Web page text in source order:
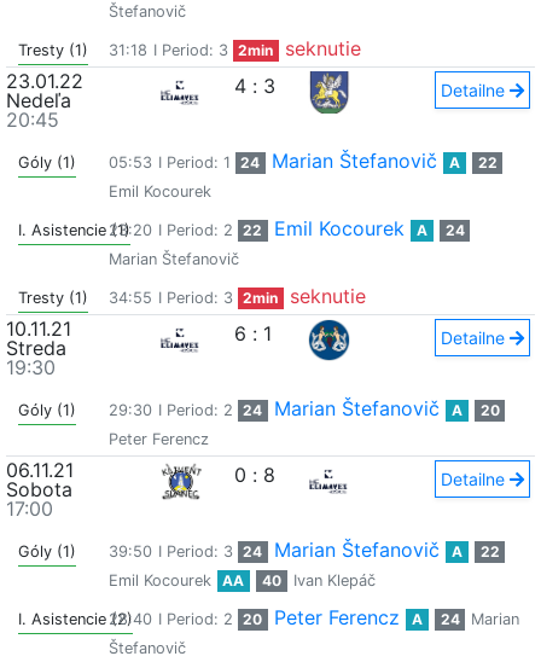
Štefanovič
Tresty (1) 31:18 I Period: 3 2min
seknutie
23.01.22
Nedeľa
20:45
4 : 3 Detailne
Góly (1) 05:53 I Period: 1 24 Marian Štefanovič A
22
Emil Kocourek
I. Asistencie (1)23:20 I Period: 2 22 Emil Kocourek A
24
Marian Štefanovič
Tresty (1) 34:55 I Period: 3 2min
seknutie
10.11.21
Streda
19:30
6 : 1 Detailne
Góly (1) 29:30 I Period: 2 24 Marian Štefanovič A
20
Peter Ferencz
06.11.21
Sobota
17:00
0 : 8 Detailne
Góly (1) 39:50 I Period: 3 24 Marian Štefanovič A
22
Emil Kocourek
AA 40 Ivan Klepáč
I. Asistencie (2)28:40 I Period: 2 20 Peter Ferencz A 24
Marian
Štefanovič